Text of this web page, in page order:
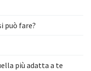
può fare?
più adatta a te